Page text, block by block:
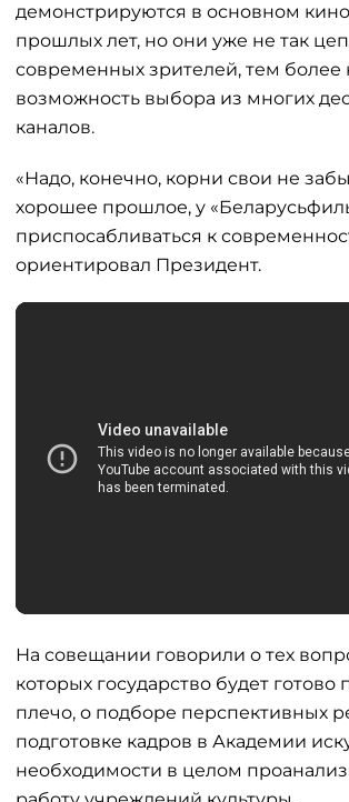
демонстрируются в основном
прошлых лет, но они уже не так
современных зрителей, тем более
возможность выбора из многих
каналов.
«Надо, конечно, корни свои не
хорошее прошлое, у
приспосабливаться к
ориентировал Президент.
На совещании говорили о тех
которых государство будет готово
плечо, о подборе перспективных
подготовке кадров в Академии
необходимости в целом